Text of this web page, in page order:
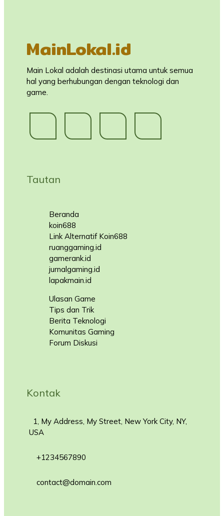
MainLokal.id
Main Lokal adalah destinasi utama untuk semua
hal yang berhubungan dengan teknologi dan
game.
Tautan
Beranda
koin688
Link Alternatif Koin688
ruanggaming.id
gamerank.id
jurnalgaming.id
lapakmain.id
Ulasan Game
Tips dan Trik
Berita Teknologi
Komunitas Gaming
Forum Diskusi
Kontak
1, My Address, My Street, New York City, NY,
USA
+1234567890
contact@domain.com